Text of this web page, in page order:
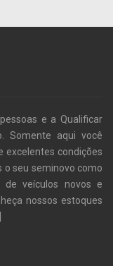
e a Qualificar
Somente aqui você
excelentes condições
o seu seminovo como
de veículos novos e
nossos estoques